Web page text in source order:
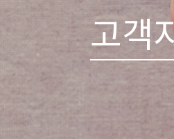
육가공제품고객